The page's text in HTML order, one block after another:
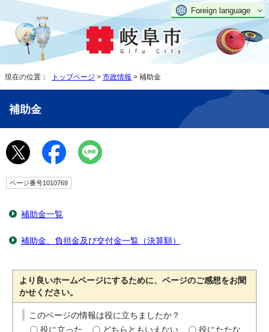
Foreign language
現在の位置： トップページ > 市政情報 > 補助金
補助金
ページ番号1010769
補助金一覧
補助金、負担金及び交付金一覧（決算額）
より良いホームページにするために、ページのご感想をお聞
かせください。
このページの情報は役に立ちましたか？
役に立った
どちらともいえない
役にたたな